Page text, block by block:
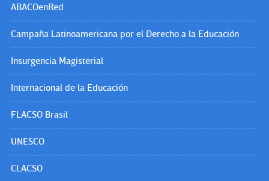
ABACOenRed
Campaña Latinoamericana por el Derecho a la Educación
Insurgencia Magisterial
Internacional de la Educación
FLACSO Brasil
UNESCO
CLACSO